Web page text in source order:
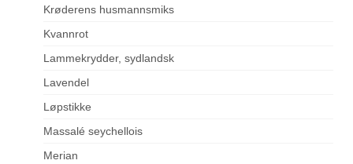
Krøderens husmannsmiks
Kvannrot
Lammekrydder, sydlandsk
Lavendel
Løpstikke
Massalé seychellois
Merian